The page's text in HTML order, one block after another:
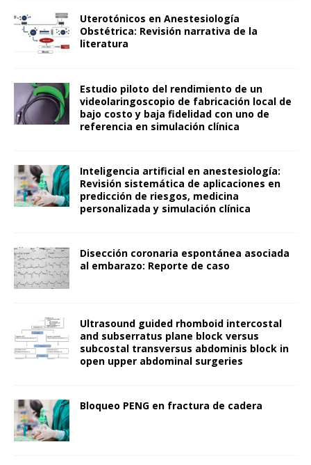
Uterotónicos en Anestesiología
Obstétrica: Revisión narrativa de la
literatura
Estudio piloto del rendimiento de un
videolaringoscopio de fabricación local de
bajo costo y baja fidelidad con uno de
referencia en simulación clínica
Inteligencia artificial en anestesiología:
Revisión sistemática de aplicaciones en
predicción de riesgos, medicina
personalizada y simulación clínica
Disección coronaria espontánea asociada
al embarazo: Reporte de caso
Ultrasound guided rhomboid intercostal
and subserratus plane block versus
subcostal transversus abdominis block in
open upper abdominal surgeries
Bloqueo PENG en fractura de cadera